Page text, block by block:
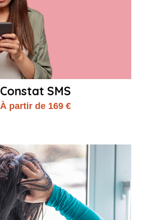
Constat SMS
À partir de 169 €